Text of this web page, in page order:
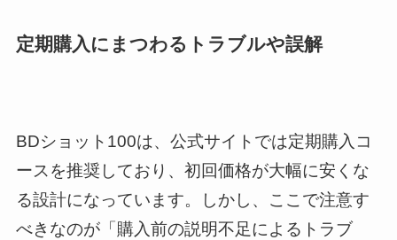
定期購入にまつわるトラブルや誤解
BDショット100は、公式サイトでは定期購入コ
ースを推奨しており、初回価格が大幅に安くな
る設計になっています。しかし、ここで注意す
べきなのが「購入前の説明不足によるトラブ